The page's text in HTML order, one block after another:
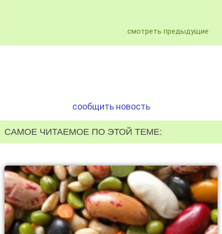
смотреть предыдущие
сообщить новость
САМОЕ ЧИТАЕМОЕ ПО ЭТОЙ ТЕМЕ: